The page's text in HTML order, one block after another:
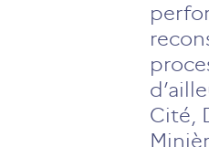
Cité,